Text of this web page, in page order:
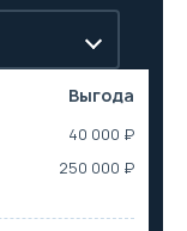
Выгода
40 000 ₽
250 000 ₽